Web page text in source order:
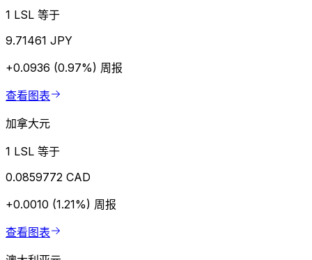
1 LSL 等于
9.71461 JPY
+0.0936 (0.97%) 周报
查看图表
加拿大元
1 LSL 等于
0.0859772 CAD
+0.0010 (1.21%) 周报
查看图表